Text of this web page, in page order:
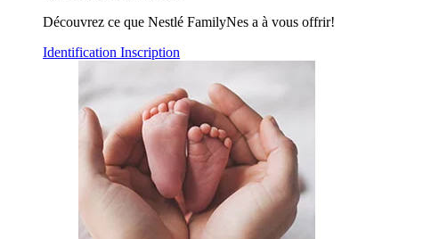
Découvrez ce que Nestlé FamilyNes a à vous offrir!
Identification Inscription